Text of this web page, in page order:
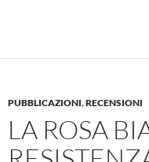
PUBBLICAZIONI,RECENSIONI
LA ROSA